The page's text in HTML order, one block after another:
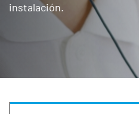
instalación.